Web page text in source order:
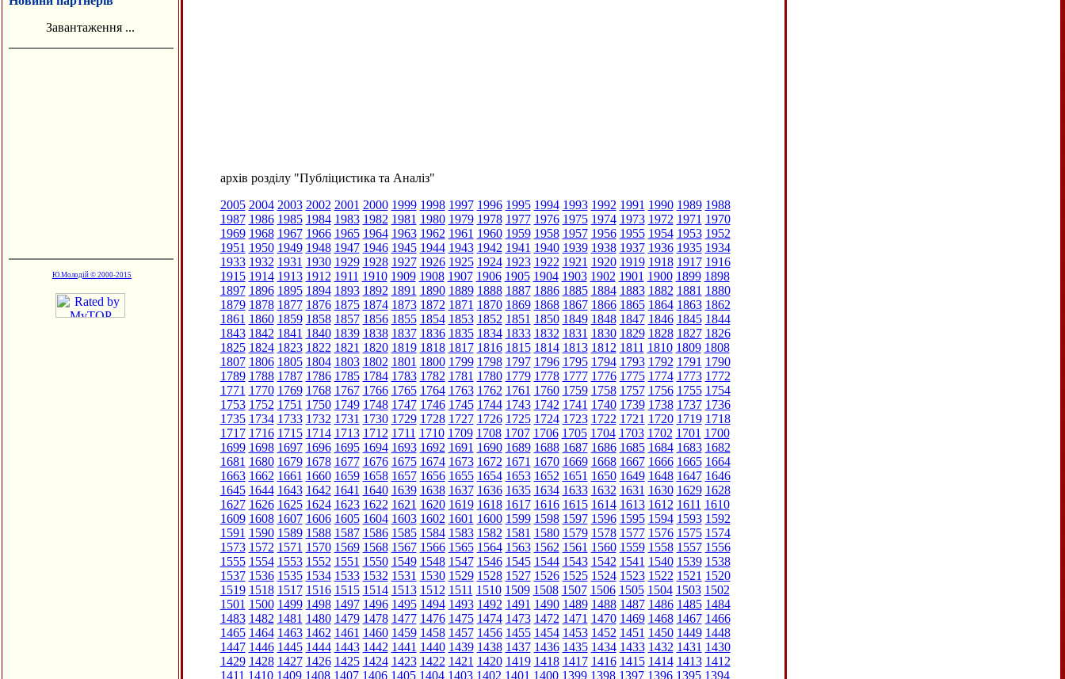
Завантаження ...
Ю.Молодій © 2000-2015
архів розділу "Публіцистика та Аналіз"
2005 2004 2003 2002 2001 2000 1999 1998 1997 1996 1995 1994 1993 1992 1991 1990 1989 1988
1987 1986 1985 1984 1983 1982 1981 1980 1979 1978 1977 1976 1975 1974 1973 1972 1971 1970
1969 1968 1967 1966 1965 1964 1963 1962 1961 1960 1959 1958 1957 1956 1955 1954 1953 1952
1951 1950 1949 1948 1947 1946 1945 1944 1943 1942 1941 1940 1939 1938 1937 1936 1935 1934
1933 1932 1931 1930 1929 1928 1927 1926 1925 1924 1923 1922 1921 1920 1919 1918 1917 1916
1915 1914 1913 1912 1911 1910 1909 1908 1907 1906 1905 1904 1903 1902 1901 1900 1899 1898
1897 1896 1895 1894 1893 1892 1891 1890 1889 1888 1887 1886 1885 1884 1883 1882 1881 1880
1879 1878 1877 1876 1875 1874 1873 1872 1871 1870 1869 1868 1867 1866 1865 1864 1863 1862
1861 1860 1859 1858 1857 1856 1855 1854 1853 1852 1851 1850 1849 1848 1847 1846 1845 1844
1843 1842 1841 1840 1839 1838 1837 1836 1835 1834 1833 1832 1831 1830 1829 1828 1827 1826
1825 1824 1823 1822 1821 1820 1819 1818 1817 1816 1815 1814 1813 1812 1811 1810 1809 1808
1807 1806 1805 1804 1803 1802 1801 1800 1799 1798 1797 1796 1795 1794 1793 1792 1791 1790
1789 1788 1787 1786 1785 1784 1783 1782 1781 1780 1779 1778 1777 1776 1775 1774 1773 1772
1771 1770 1769 1768 1767 1766 1765 1764 1763 1762 1761 1760 1759 1758 1757 1756 1755 1754
1753 1752 1751 1750 1749 1748 1747 1746 1745 1744 1743 1742 1741 1740 1739 1738 1737 1736
1735 1734 1733 1732 1731 1730 1729 1728 1727 1726 1725 1724 1723 1722 1721 1720 1719 1718
1717 1716 1715 1714 1713 1712 1711 1710 1709 1708 1707 1706 1705 1704 1703 1702 1701 1700
1699 1698 1697 1696 1695 1694 1693 1692 1691 1690 1689 1688 1687 1686 1685 1684 1683 1682
1681 1680 1679 1678 1677 1676 1675 1674 1673 1672 1671 1670 1669 1668 1667 1666 1665 1664
1663 1662 1661 1660 1659 1658 1657 1656 1655 1654 1653 1652 1651 1650 1649 1648 1647 1646
1645 1644 1643 1642 1641 1640 1639 1638 1637 1636 1635 1634 1633 1632 1631 1630 1629 1628
1627 1626 1625 1624 1623 1622 1621 1620 1619 1618 1617 1616 1615 1614 1613 1612 1611 1610
1609 1608 1607 1606 1605 1604 1603 1602 1601 1600 1599 1598 1597 1596 1595 1594 1593 1592
1591 1590 1589 1588 1587 1586 1585 1584 1583 1582 1581 1580 1579 1578 1577 1576 1575 1574
1573 1572 1571 1570 1569 1568 1567 1566 1565 1564 1563 1562 1561 1560 1559 1558 1557 1556
1555 1554 1553 1552 1551 1550 1549 1548 1547 1546 1545 1544 1543 1542 1541 1540 1539 1538
1537 1536 1535 1534 1533 1532 1531 1530 1529 1528 1527 1526 1525 1524 1523 1522 1521 1520
1519 1518 1517 1516 1515 1514 1513 1512 1511 1510 1509 1508 1507 1506 1505 1504 1503 1502
1501 1500 1499 1498 1497 1496 1495 1494 1493 1492 1491 1490 1489 1488 1487 1486 1485 1484
1483 1482 1481 1480 1479 1478 1477 1476 1475 1474 1473 1472 1471 1470 1469 1468 1467 1466
1465 1464 1463 1462 1461 1460 1459 1458 1457 1456 1455 1454 1453 1452 1451 1450 1449 1448
1447 1446 1445 1444 1443 1442 1441 1440 1439 1438 1437 1436 1435 1434 1433 1432 1431 1430
1429 1428 1427 1426 1425 1424 1423 1422 1421 1420 1419 1418 1417 1416 1415 1414 1413 1412
1411 1410 1409 1408 1407 1406 1405 1404 1403 1402 1401 1400 1399 1398 1397 1396 1395 1394